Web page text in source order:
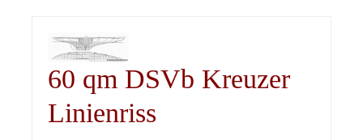
60 qm DSVb Kreuzer
Linienriss